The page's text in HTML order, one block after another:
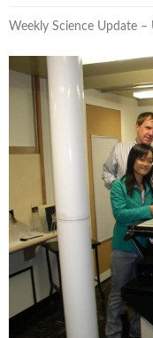
Kontakt
Weekly Science Update